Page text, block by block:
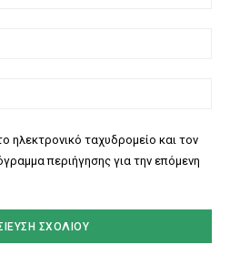
ηλεκτρονικό ταχυδρομείο και τον
περιήγησης για την επόμενη